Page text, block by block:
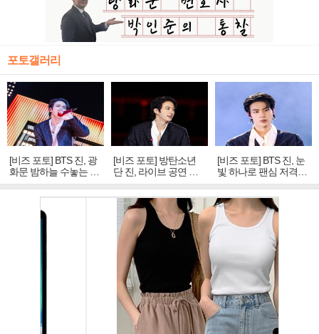
포토갤러리
[비즈 포토] BTS 진, 광
화문 밤하늘 수놓는 '비
주얼 킹'의 열창
[비즈 포토] 방탄소년
단 진, 라이브 공연 중
빛나는 독보적 아우라
[비즈 포토] BTS 진, 눈
빛 하나로 팬심 저격…
독보적 카리스마